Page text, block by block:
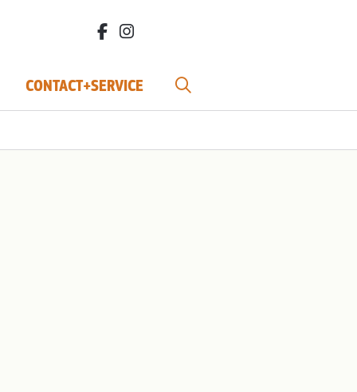
facebook.com/bdvereniging/
instagram.com/leefbiodynamisch/
CONTACT+SERVICE